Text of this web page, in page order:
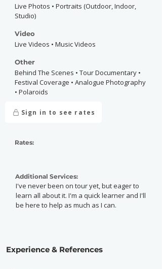
Live Photos • Portraits (Outdoor, Indoor,
Studio)
Video
Live Videos • Music Videos
Other
Behind The Scenes • Tour Documentary •
Festival Coverage • Analogue Photography
• Polaroids
Sign in to see rates
Rates:
Additional Services:
I've never been on tour yet, but eager to
learn all about it. I'm a quick learner and I'll
be here to help as much as I can.
Experience & References